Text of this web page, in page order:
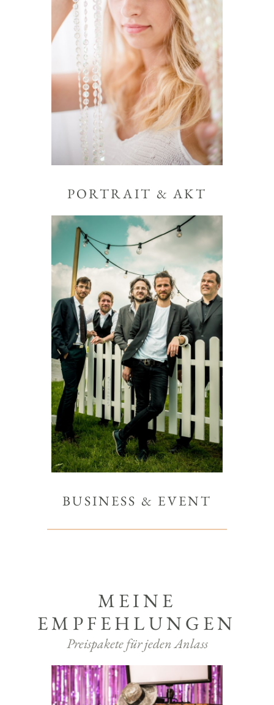
PORTRAIT & AKT
BUSINESS & EVENT
MEINE
EMPFEHLUNGEN
Preispakete für jeden Anlass